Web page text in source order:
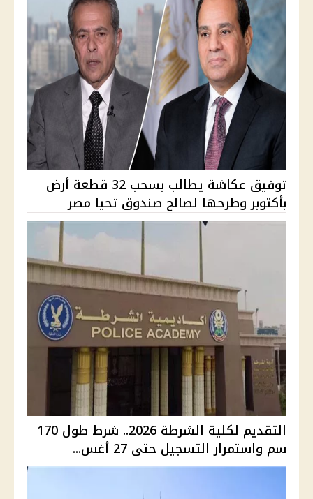
توفيق عكاشة يطالب بسحب 32 قطعة أرض
بأكتوبر وطرحها لصالح صندوق تحيا مصر
التقديم لكلية الشرطة 2026.. شرط طول 170
سم واستمرار التسجيل حتى 27 أغس...